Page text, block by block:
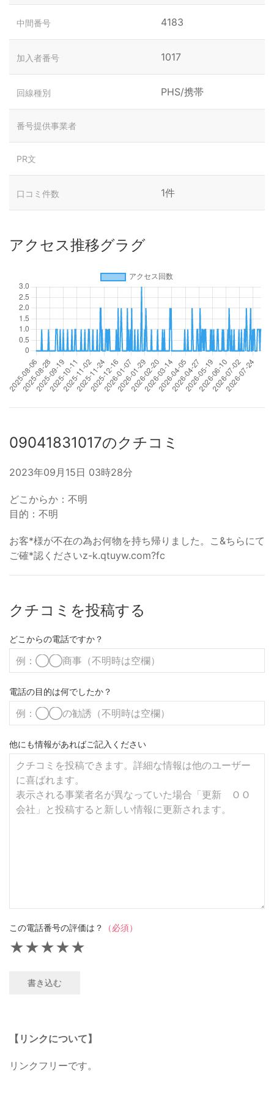
中間番号 4183
加入者番号 1017
回線種別 PHS/携帯
番号提供事業者
PR文
口コミ件数 1件
アクセス推移グラグ
09041831017のクチコミ
2023年09月15日 03時28分
どこからか：不明
目的：不明
お客*様が不在の為お何物を持ち帰りました。こ&ちらにて
ご確*認くださいz-k.qtuyw.com?fc
クチコミを投稿する
どこからの電話ですか？
電話の目的は何でしたか？
他にも情報があればご記入ください
この電話番号の評価は？ （必須）
★
★
★
★
★
書き込む
【リンクについて】
リンクフリーです。